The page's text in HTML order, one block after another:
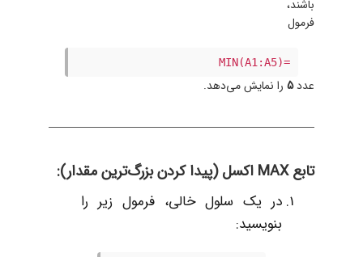
باشند،
فرمول
=MIN(A1:A5)
عدد5 را نمایش می‌دهد.
تابع MAX اکسل (پیدا کردن بزرگ‌ترین مقدار):
در یک سلول خالی، فرمول زیر را
بنویسید: